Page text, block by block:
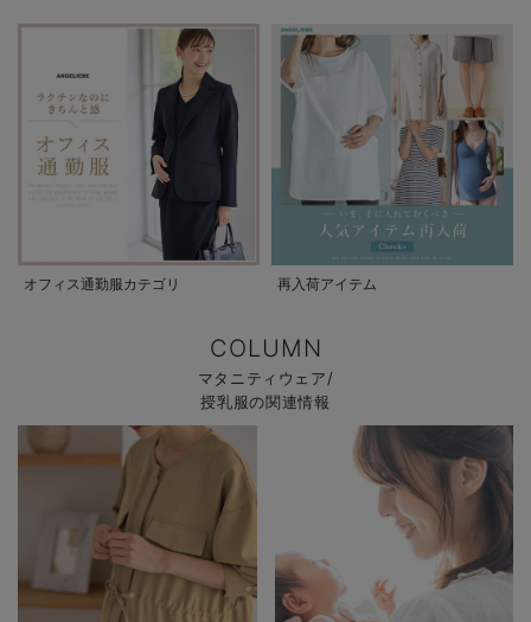
オフィス通勤服カテゴリ 再入荷アイテム
COLUMN
マタニティウェア/
授乳服の関連情報